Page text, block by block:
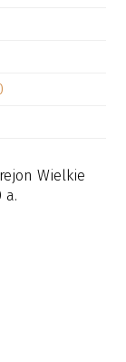
Wielkie
a.